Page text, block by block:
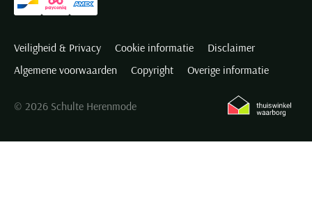
Veiligheid & Privacy Cookie informatie
Disclaimer
Algemene voorwaarden
Copyright Overige informatie
© 2026 Schulte Herenmode